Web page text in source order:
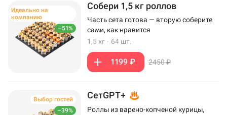
–51%
Идеально на
компанию
Собери 1,5 кг роллов
Часть сета готова — вторую соберите
сами, как нравится
1,5 кг · 64 шт.
1199 ₽ 2450 ₽
–39%
Выбор гостей СетGPT+
Роллы из варено-копченой курицы,